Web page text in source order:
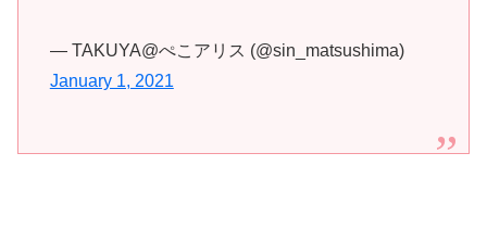
— TAKUYA@ぺこアリス (@sin_matsushima)
January 1, 2021